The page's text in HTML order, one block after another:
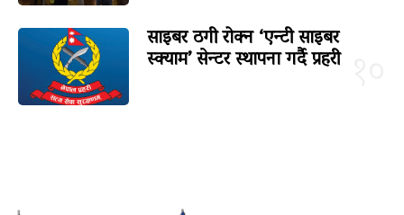
साइबर ठगी रोक्न ‘एन्टी साइबर
स्क्याम’ सेन्टर स्थापना गर्दै प्रहरी